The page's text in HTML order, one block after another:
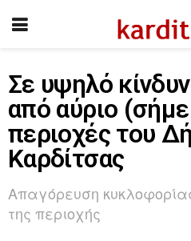
Σε υψηλό
από αύριο
περιοχές του
Καρδίτσας
Απαγόρευση
της περιοχής